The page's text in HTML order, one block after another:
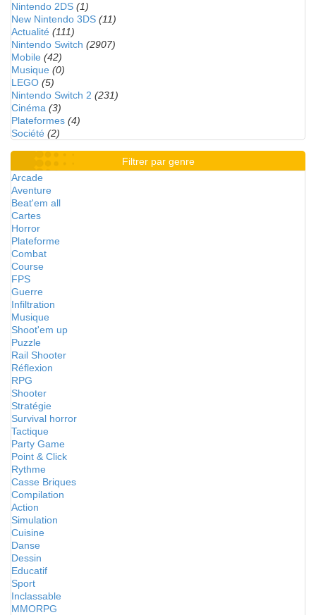
Nintendo 2DS (1)
New Nintendo 3DS (11)
Actualité (111)
Nintendo Switch (2907)
Mobile (42)
Musique (0)
LEGO (5)
Nintendo Switch 2 (231)
Cinéma (3)
Plateformes (4)
Société (2)
Filtrer par genre
Arcade
Aventure
Beat'em all
Cartes
Horror
Plateforme
Combat
Course
FPS
Guerre
Infiltration
Musique
Shoot'em up
Puzzle
Rail Shooter
Réflexion
RPG
Shooter
Stratégie
Survival horror
Tactique
Party Game
Point & Click
Rythme
Casse Briques
Compilation
Action
Simulation
Cuisine
Danse
Dessin
Educatif
Sport
Inclassable
MMORPG